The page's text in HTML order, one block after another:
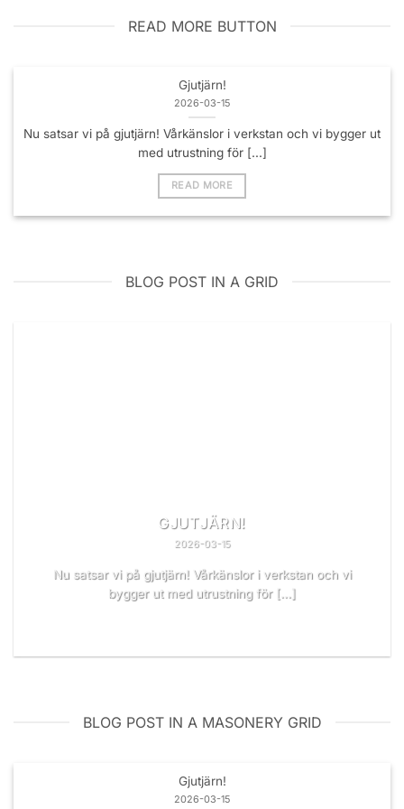
READ MORE BUTTON
Gjutjärn!
2026-03-15
Nu satsar vi på gjutjärn! Vårkänslor i verkstan och vi bygger ut
med utrustning för [...]
READ MORE
BLOG POST IN A GRID
GJUTJÄRN!
2026-03-15
Nu satsar vi på gjutjärn! Vårkänslor i verkstan och vi
bygger ut med utrustning för [...]
BLOG POST IN A MASONERY GRID
Gjutjärn!
2026-03-15